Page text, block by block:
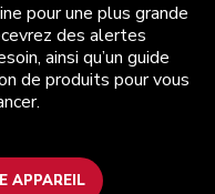
pour une plus grande
des alertes
ainsi qu’un guide
de produits pour vous
APPAREIL